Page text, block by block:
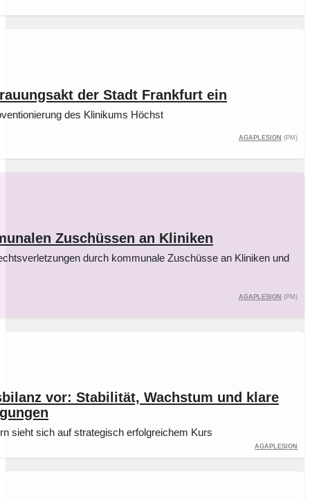
der Stadt Frankfurt ein
des Klinikums Höchst
Agaplesion (pm)
Zuschüssen an Kliniken
durch kommunale Zuschüsse an Kliniken und
Agaplesion (pm)
vor: Stabilität, Wachstum und klare
sieht sich auf strategisch erfolgreichem Kurs
Agaplesion